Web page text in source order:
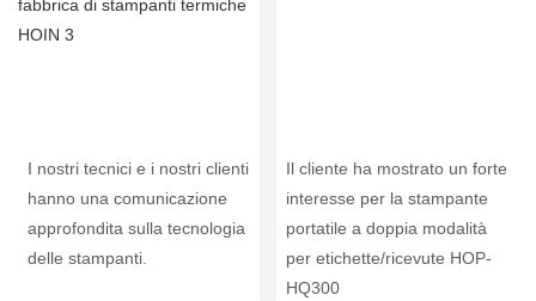
I nostri tecnici e i nostri clienti
hanno una comunicazione
approfondita sulla tecnologia
delle stampanti.
Il cliente ha mostrato un forte
interesse per la stampante
portatile a doppia modalità
per etichette/ricevute HOP-
HQ300